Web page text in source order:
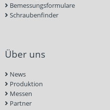
Bemessungsformulare
Schraubenfinder
Über uns
News
Produktion
Messen
Partner